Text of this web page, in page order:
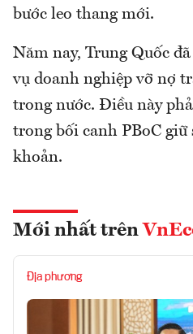
bước leo thang mới.
Năm nay, Trung Quốc
vụ doanh nghiệp vỡ nợ
trong nước. Điều này
trong bối canh PBoC
khoản.
Mới nhất trên
Địa phương